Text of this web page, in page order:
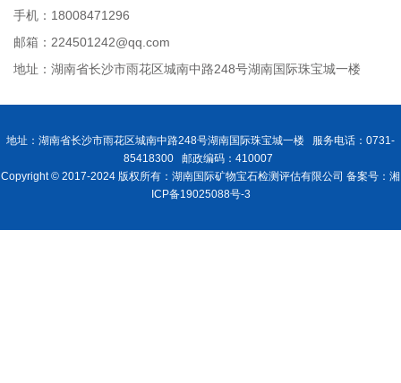
手机：18008471296
邮箱：224501242@qq.com
地址：湖南省长沙市雨花区城南中路248号湖南国际珠宝城一楼
地址：湖南省长沙市雨花区城南中路248号湖南国际珠宝城一楼 服务电话：0731-
85418300 邮政编码：410007
Copyright © 2017-2024 版权所有：湖南国际矿物宝石检测评估有限公司 备案号：湘
ICP备19025088号-3